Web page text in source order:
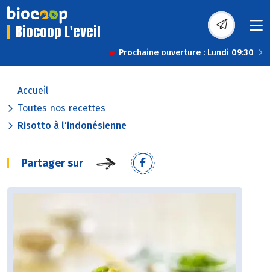
Biocoop L'eveil
Prochaine ouverture : Lundi 09:30
Accueil
Toutes nos recettes
Risotto à l’indonésienne
Partager sur